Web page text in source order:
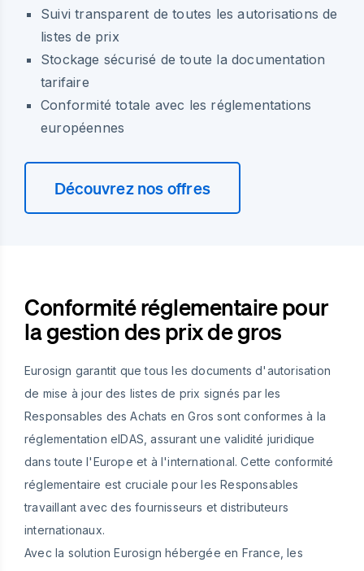
Suivi transparent de toutes les autorisations de
listes de prix
Stockage sécurisé de toute la documentation
tarifaire
Conformité totale avec les réglementations
européennes
Découvrez nos offres
Conformité réglementaire pour
la gestion des prix de gros
Eurosign garantit que tous les documents d'autorisation
de mise à jour des listes de prix signés par les
Responsables des Achats en Gros sont conformes à la
réglementation eIDAS, assurant une validité juridique
dans toute l'Europe et à l'international. Cette conformité
réglementaire est cruciale pour les Responsables
travaillant avec des fournisseurs et distributeurs
internationaux.
Avec la solution Eurosign hébergée en France, les